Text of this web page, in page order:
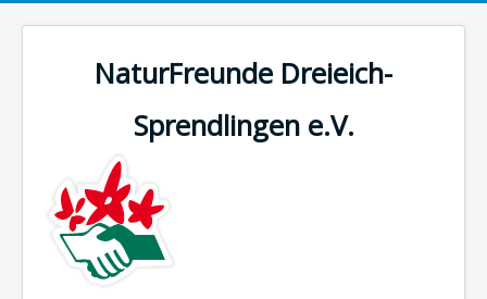
NaturFreunde Dreieich-
Sprendlingen e.V.